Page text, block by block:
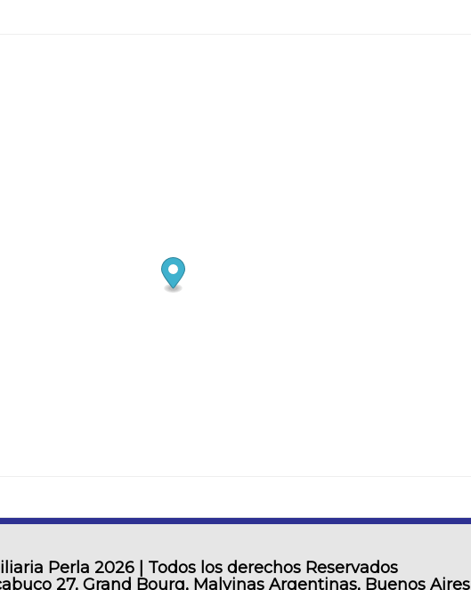
Perla 2026 | Todos los derechos Reservados
27, Grand Bourg, Malvinas Argentinas, Buenos Aires